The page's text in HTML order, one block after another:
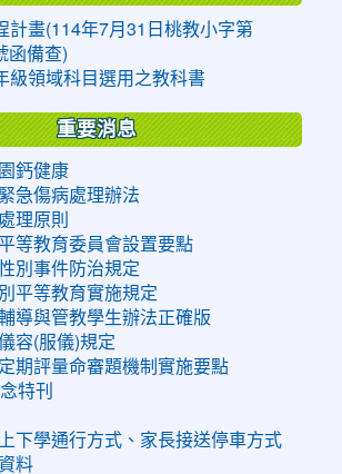
計畫(114年7月31日桃教小字第
函備查)
級領域科目選用之教科書
重要消息
鈣健康
急傷病處理辦法
理原則
等教育委員會設置要點
別事件防治規定
平等教育實施規定
導與管教學生辦法正確版
容(服儀)規定
期評量命審題機制實施要點
特刊
下學通行方式、家長接送停車方式
料